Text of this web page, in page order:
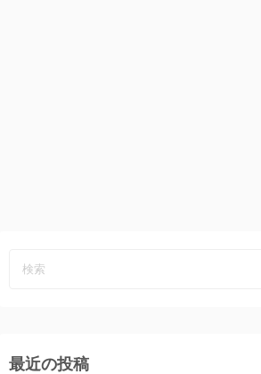
最近の投稿